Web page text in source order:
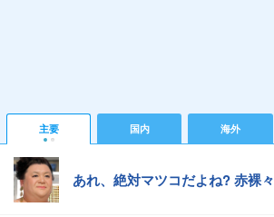
主要 国内 海外
あれ、絶対マツコだよね? 赤裸々